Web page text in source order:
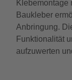
Baukleber
Anbringung.
Funktionalität
aufzuwerten